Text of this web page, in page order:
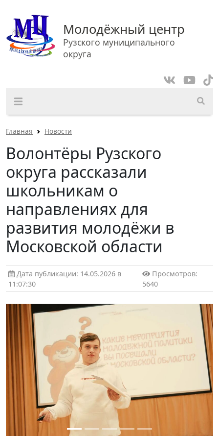
Молодёжный центр
Рузского муниципального
округа
Главная Новости
Волонтёры Рузского
округа рассказали
школьникам о
направлениях для
развития молодёжи в
Московской области
Дата публикации: 14.05.2026 в
11:07:30
Просмотров:
5640